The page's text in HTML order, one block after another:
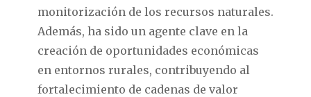
monitorización de los recursos naturales.
Además, ha sido un agente clave en la
creación de oportunidades económicas
en entornos rurales, contribuyendo al
fortalecimiento de cadenas de valor